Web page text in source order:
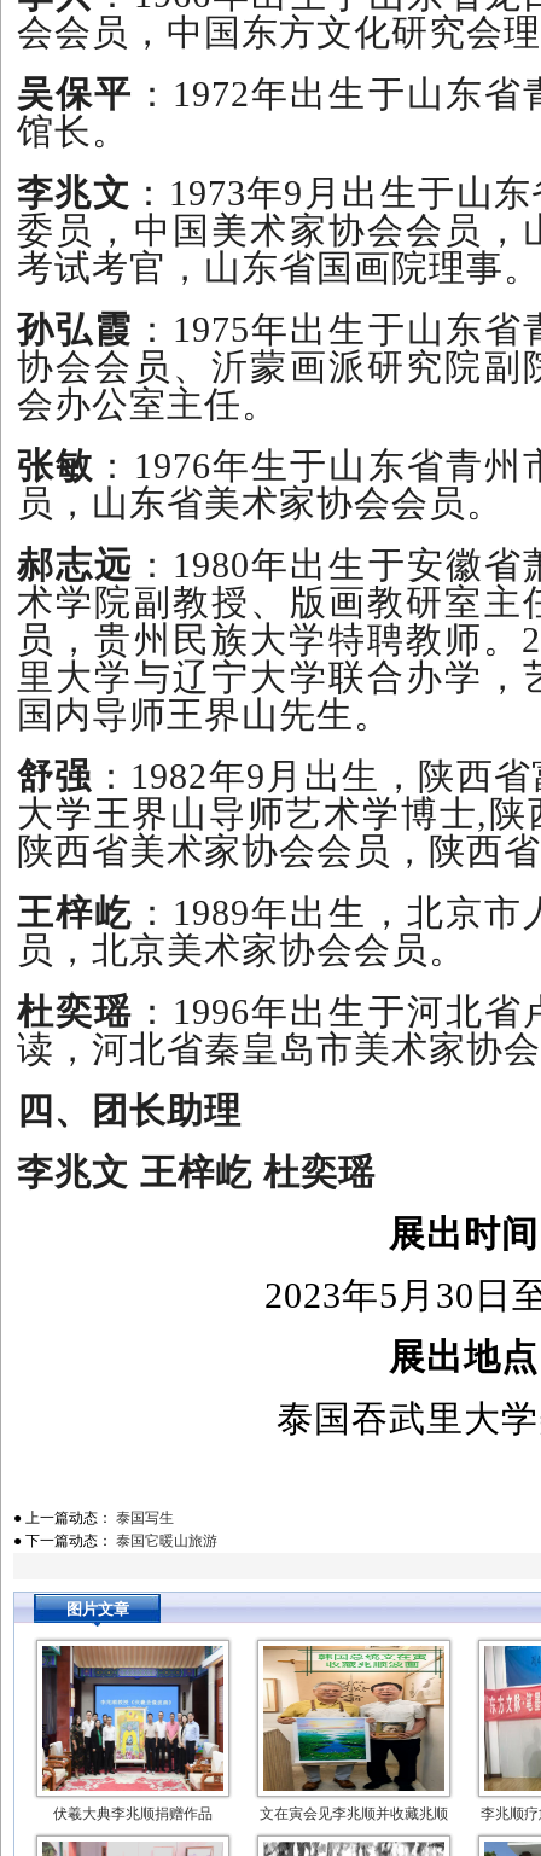
会会员，中国东方文化研究会
吴保平 ：1972年出生于山东
馆长。
李兆文 ：1973年9月出生于山
委员，中国美术家协会会员，
考试考官，山东省国画院理事。
孙弘霞 ：1975年出生于山东
协会会员、沂蒙画派研究院副
会办公室主任。
张敏 ：1976年生于山东省青
员，山东省美术家协会会员。
郝志远 ：1980年出生于安徽
术学院副教授、版画教研室主
员，贵州民族大学特聘教师。
里大学与辽宁大学联合办学，
国内导师王界山先生。
舒强 ：1982年9月出生，陕西
大学王界山导师艺术学博士,
陕西省美术家协会会员，陕西
王梓屹 ：1989年出生，北京
员，北京美术家协会会员。
杜奕瑶 ：1996年出生于河北
读，河北省秦皇岛市美术家协
四、团长助理
李兆文 王梓屹 杜奕瑶
展出时间
2023年5月30日
展出地点
泰国吞武里大
● 上一篇动态： 泰国写生
● 下一篇动态： 泰国它暖山旅游
图片文章
伏羲大典李兆顺捐赠作品 文在寅会见李兆顺并收藏兆顺 李兆顺